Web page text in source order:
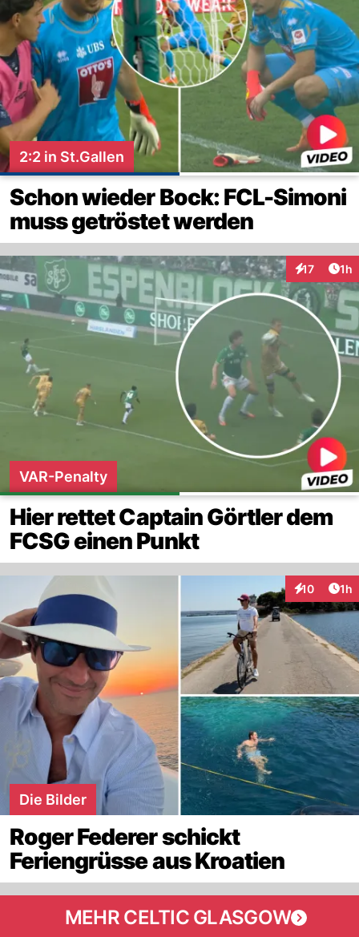
2:2 in St.Gallen
Schon wieder Bock: FCL-Simoni
muss getröstet werden
17 1h
VAR-Penalty
Hier rettet Captain Görtler dem
FCSG einen Punkt
10 1h
Die Bilder
Roger Federer schickt
Feriengrüsse aus Kroatien
MEHR CELTIC GLASGOW